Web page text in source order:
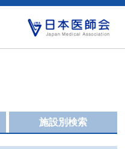
施設別検索